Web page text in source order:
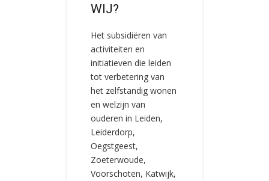
WIJ?
Het subsidiëren van
activiteiten en
initiatieven die leiden
tot verbetering van
het zelfstandig wonen
en welzijn van
ouderen in Leiden,
Leiderdorp,
Oegstgeest,
Zoeterwoude,
Voorschoten, Katwijk,